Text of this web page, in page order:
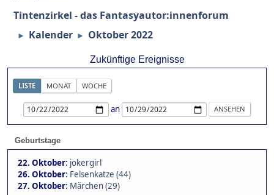
Tintenzirkel - das Fantasyautor:innenforum
► Kalender ► Oktober 2022
Zukünftige Ereignisse
LISTE MONAT WOCHE
an
Geburtstage
22. Oktober: jokergirl
26. Oktober: Felsenkatze (44)
27. Oktober: Märchen (29)